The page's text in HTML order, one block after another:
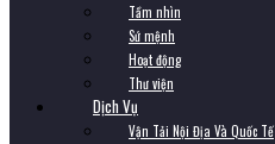
Tầm nhìn
Sứ mệnh
Hoạt động
Thư viện
Dịch Vụ
Vận Tải Nội Địa Và Quốc Tế